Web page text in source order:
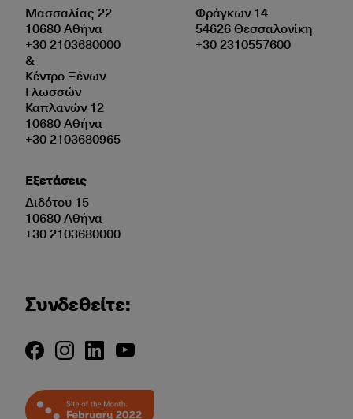
Μασσαλίας 22
10680 Αθήνα
+30 2103680000
&
Κέντρο Ξένων
Γλωσσών
Καπλανών 12
10680 Αθήνα
+30 2103680965
Εξετάσεις
Διδότου 15
10680 Αθήνα
+30 2103680000
Φράγκων 14
54626 Θεσσαλονίκη
+30 2310557600
Συνδεθείτε: